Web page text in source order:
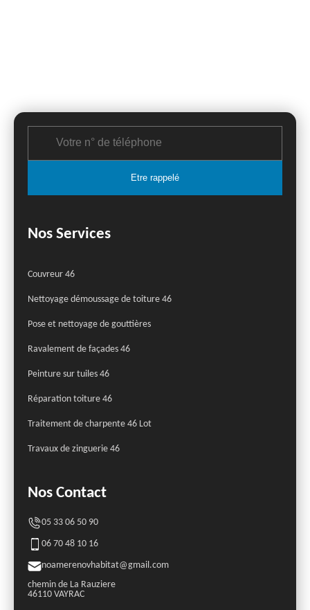
Nos Services
Couvreur 46
Nettoyage démoussage de toiture 46
Pose et nettoyage de gouttières
Ravalement de façades 46
Peinture sur tuiles 46
Réparation toiture 46
Traitement de charpente 46 Lot
Travaux de zinguerie 46
Nos Contact
05 33 06 50 90
06 70 48 10 16
noamerenovhabitat@gmail.com
chemin de La Rauziere
46110 VAYRAC